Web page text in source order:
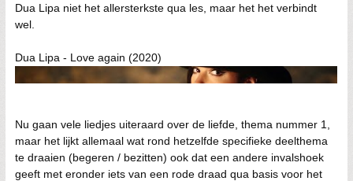
Dua Lipa niet het allersterkste qua les, maar het het verbindt
wel.
Dua Lipa - Love again (2020)
Nu gaan vele liedjes uiteraard over de liefde, thema nummer 1,
maar het lijkt allemaal wat rond hetzelfde specifieke deelthema
te draaien (begeren / bezitten) ook dat een andere invalshoek
geeft met eronder iets van een rode draad qua basis voor het